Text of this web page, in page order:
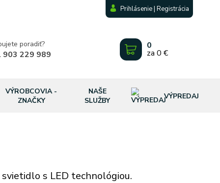
Prihlásenie | Registrácia
poradiť?
903 229 989
0
za 0 €
VÝROBCOVIA -
ZNAČKY
NAŠE
SLUŽBY
VÝPREDAJ
s LED technológiou.